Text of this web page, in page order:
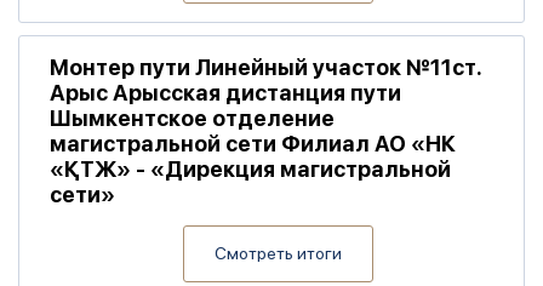
Монтер пути Линейный участок №11ст.
Арыс Арысская дистанция пути
Шымкентское отделение
магистральной сети Филиал АО «НК
«ҚТЖ» - «Дирекция магистральной
сети»
Смотреть итоги